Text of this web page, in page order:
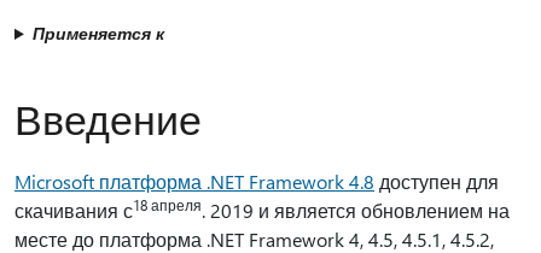
Применяется к
Введение
Microsoft платформа .NET Framework 4.8 доступен для
скачивания с18 апреля. 2019 и является обновлением на
месте до платформа .NET Framework 4, 4.5, 4.5.1, 4.5.2,